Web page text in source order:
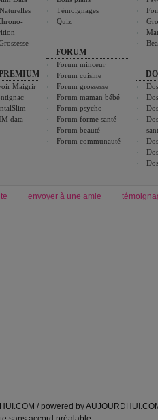
Maigrir
data
Témoignages
Quiz
FORUM
Forum minceur
Forum cuisine
Forum grossesse
Forum maman bébé
Forum psycho
Forum forme santé
Forum beauté
Forum communauté
envoyer à une amie
/ powered by